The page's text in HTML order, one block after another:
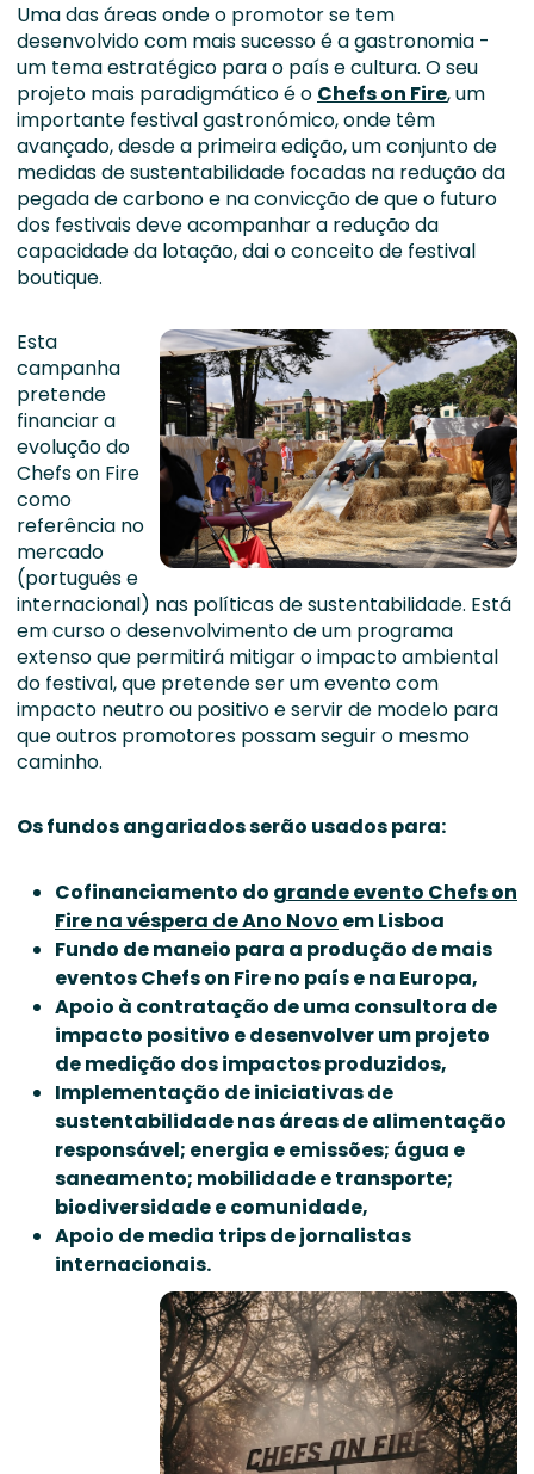
Uma das áreas onde o promotor se tem
desenvolvido com mais sucesso é a gastronomia -
um tema estratégico para o país e cultura. O seu
projeto mais paradigmático é o Chefs on Fire, um
importante festival gastronómico, onde têm
avançado, desde a primeira edição, um conjunto de
medidas de sustentabilidade focadas na redução da
pegada de carbono e na convicção de que o futuro
dos festivais deve acompanhar a redução da
capacidade da lotação, dai o conceito de festival
boutique.
Esta
campanha
pretende
financiar a
evolução do
Chefs on Fire
como
referência no
mercado
(português e
internacional) nas políticas de sustentabilidade. Está
em curso o desenvolvimento de um programa
extenso que permitirá mitigar o impacto ambiental
do festival, que pretende ser um evento com
impacto neutro ou positivo e servir de modelo para
que outros promotores possam seguir o mesmo
caminho.
Os fundos angariados serão usados para:
Cofinanciamento do grande evento Chefs on
Fire na véspera de Ano Novo em Lisboa
Fundo de maneio para a produção de mais
eventos Chefs on Fire no país e na Europa,
Apoio à contratação de uma consultora de
impacto positivo e desenvolver um projeto
de medição dos impactos produzidos,
Implementação de iniciativas de
sustentabilidade nas áreas de alimentação
responsável; energia e emissões; água e
saneamento; mobilidade e transporte;
biodiversidade e comunidade,
Apoio de media trips de jornalistas
internacionais.